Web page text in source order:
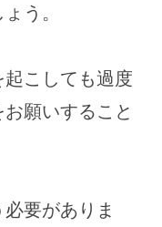
う。
こしても過度
願いすること
要がありま